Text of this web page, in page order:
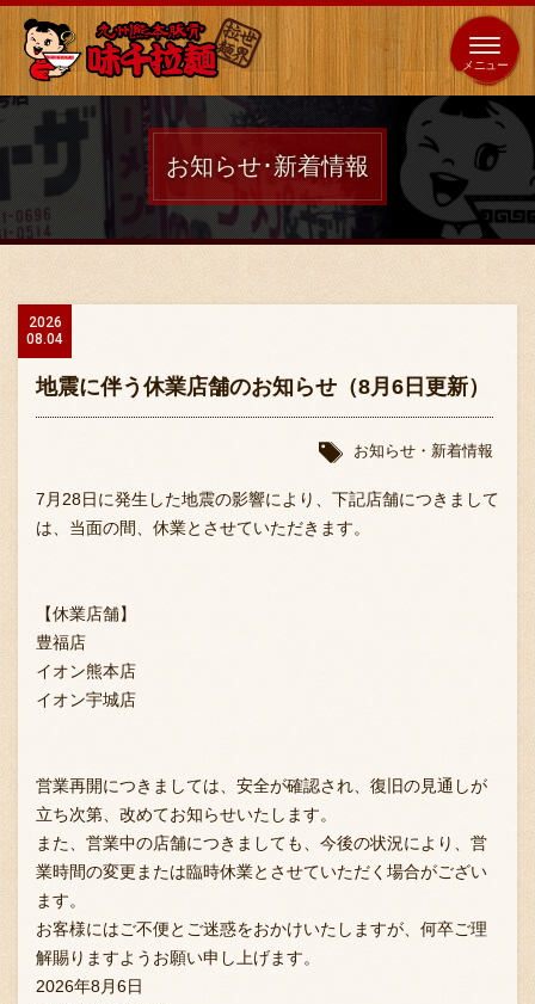
全国
展開 海外 653 店 64 店
ホーム
味千の取り組み
FC加盟店募集
お知らせ･新着情報
2026
08.04
地震に伴う休業店舗のお知らせ（8月6日更新）
お知らせ・新着情報
7月28日に発生した地震の影響により、下記店舗につきまして
は、当面の間、休業とさせていただきます。
【休業店舗】
豊福店
イオン熊本店
イオン宇城店
営業再開につきましては、安全が確認され、復旧の見通しが
立ち次第、改めてお知らせいたします。
また、営業中の店舗につきましても、今後の状況により、営
業時間の変更または臨時休業とさせていただく場合がござい
ます。
お客様にはご不便とご迷惑をおかけいたしますが、何卒ご理
解賜りますようお願い申し上げます。
2026年8月6日